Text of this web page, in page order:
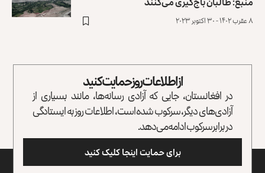
۸ عقرب ۱۴۰۲ - ۳۰ اکتوبر ۲۰۲۳
از اطلاعات روز حمایت کنید
در افغانستان، جایی که آزادی رسانه‌ها، مانند بسیاری از
آزادی‌های دیگر، سرکوب شده است، اطلاعات روز به ایستادگی
در برابر سرکوب ادامه می‌دهد.
برای حمایت اینجا کلیک کنید